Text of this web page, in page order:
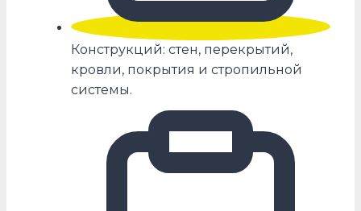
Конструкций: стен, перекрытий,
кровли, покрытия и стропильной
системы.